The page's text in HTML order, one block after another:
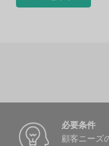
必要条件
顧客ニーズ